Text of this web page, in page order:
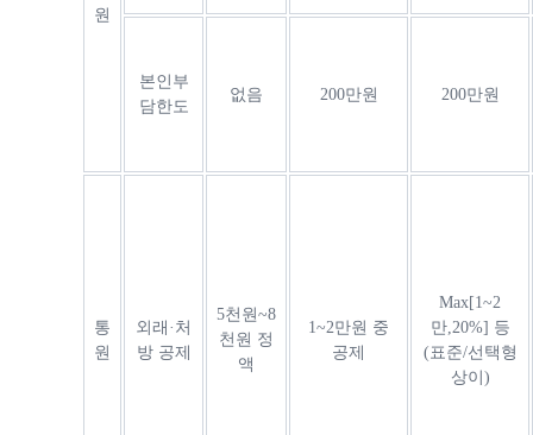
원
본인부
담한도
없음 200만원 200만원
통
원
외래·처
방 공제
5천원~8
천원 정
액
1~2만원 중
공제
Max[1~2
만,20%] 등
(표준/선택형
상이)